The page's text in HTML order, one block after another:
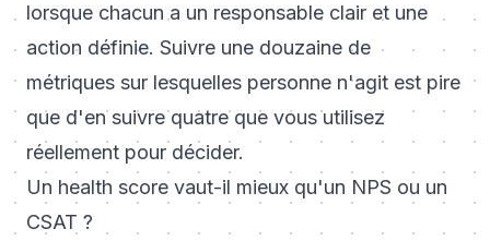
lorsque chacun a un responsable clair et une
action définie. Suivre une douzaine de
métriques sur lesquelles personne n'agit est pire
que d'en suivre quatre que vous utilisez
réellement pour décider.
Un health score vaut-il mieux qu'un NPS ou un
CSAT ?